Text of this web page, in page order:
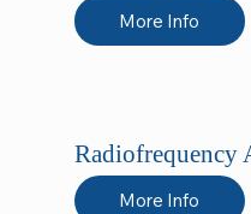
More Info
Radiofrequency
More Info